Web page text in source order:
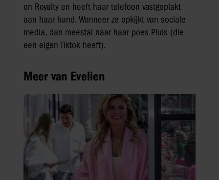
en Royalty en heeft haar telefoon vastgeplakt
aan haar hand. Wanneer ze opkijkt van sociale
media, dan meestal naar haar poes Pluis (die
een eigen Tiktok heeft).
Meer van Evelien